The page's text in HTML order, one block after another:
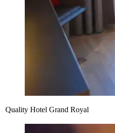
Quality Hotel Grand Royal